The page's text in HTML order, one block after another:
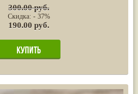
300.00 руб.
Скидка: - 37%
190.00 руб.